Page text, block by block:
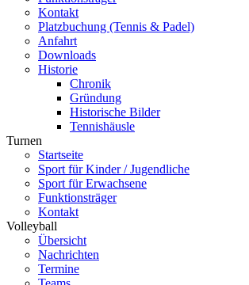
Kontakt
Platzbuchung (Tennis & Padel)
Anfahrt
Downloads
Historie
Chronik
Gründung
Historische Bilder
Tennishäusle
Turnen
Startseite
Sport für Kinder / Jugendliche
Sport für Erwachsene
Funktionsträger
Kontakt
Volleyball
Übersicht
Nachrichten
Termine